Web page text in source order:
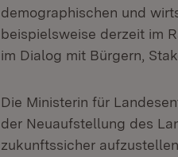
demographischen und
beispielsweise derzeit im
im Dialog mit Bürgern,
Die Ministerin für
der Neuaufstellung des
zukunftssicher